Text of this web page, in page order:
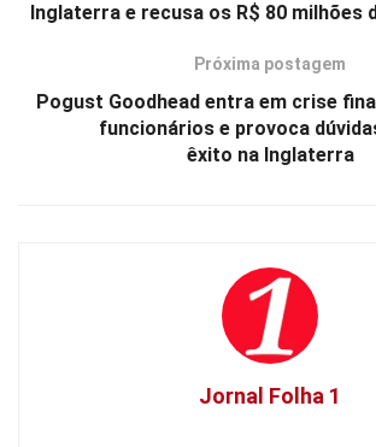
Inglaterra e recusa os R$ 80 milhões
Próxima postagem
Pogust Goodhead entra em crise
funcionários e provoca
êxito na Inglaterra
Jornal Folha 1